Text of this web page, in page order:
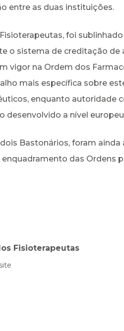
entre as duas instituições.
foi
o sistema de creditação
vigor na Ordem dos
mais específica sobre
enquanto autoridade
desenvolvido a nível
Bastonários, foram
das Ordens
Fisioterapeutas